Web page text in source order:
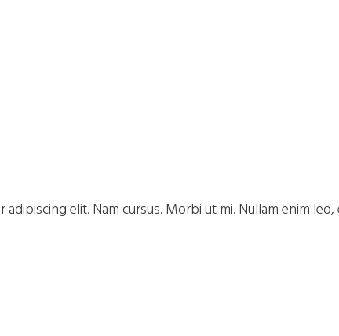
elit. Nam cursus. Morbi ut mi. Nullam enim leo,